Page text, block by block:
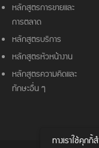
หลักสูตรการขายและ
การตลาด
หลักสูตรบริการ
หลักสูตรหัวหน้างาน
หลักสูตรความคิดและ
ทักษะอื่น ๆ
ทางเราใช้คุก